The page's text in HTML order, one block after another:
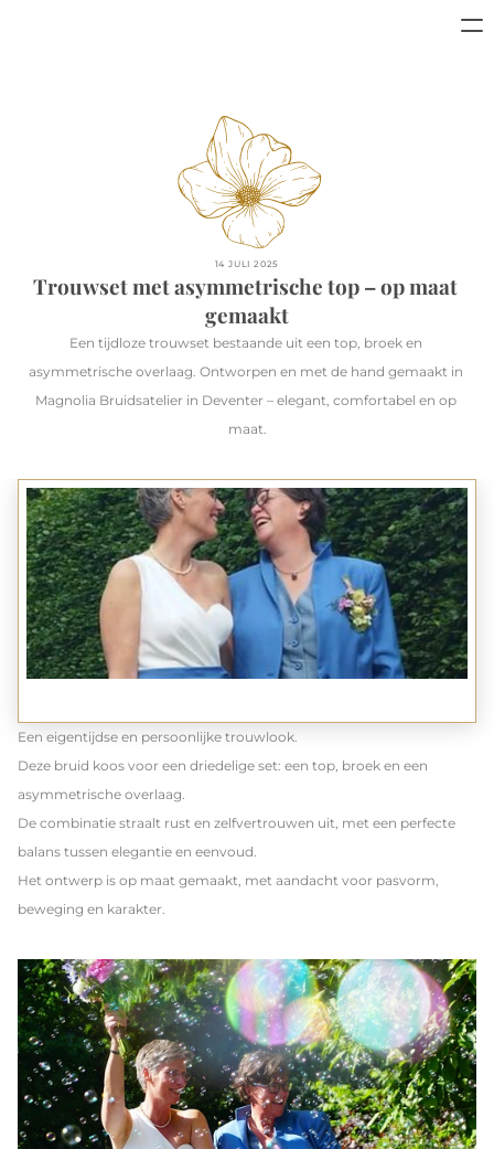
14 JULI 2025
Trouwset met asymmetrische top – op maat
gemaakt
Een tijdloze trouwset bestaande uit een top, broek en
asymmetrische overlaag. Ontworpen en met de hand gemaakt in
Magnolia Bruidsatelier in Deventer – elegant, comfortabel en op
maat.
Een eigentijdse en persoonlijke trouwlook.
Deze bruid koos voor een driedelige set: een top, broek en een
asymmetrische overlaag.
De combinatie straalt rust en zelfvertrouwen uit, met een perfecte
balans tussen elegantie en eenvoud.
Het ontwerp is op maat gemaakt, met aandacht voor pasvorm,
beweging en karakter.